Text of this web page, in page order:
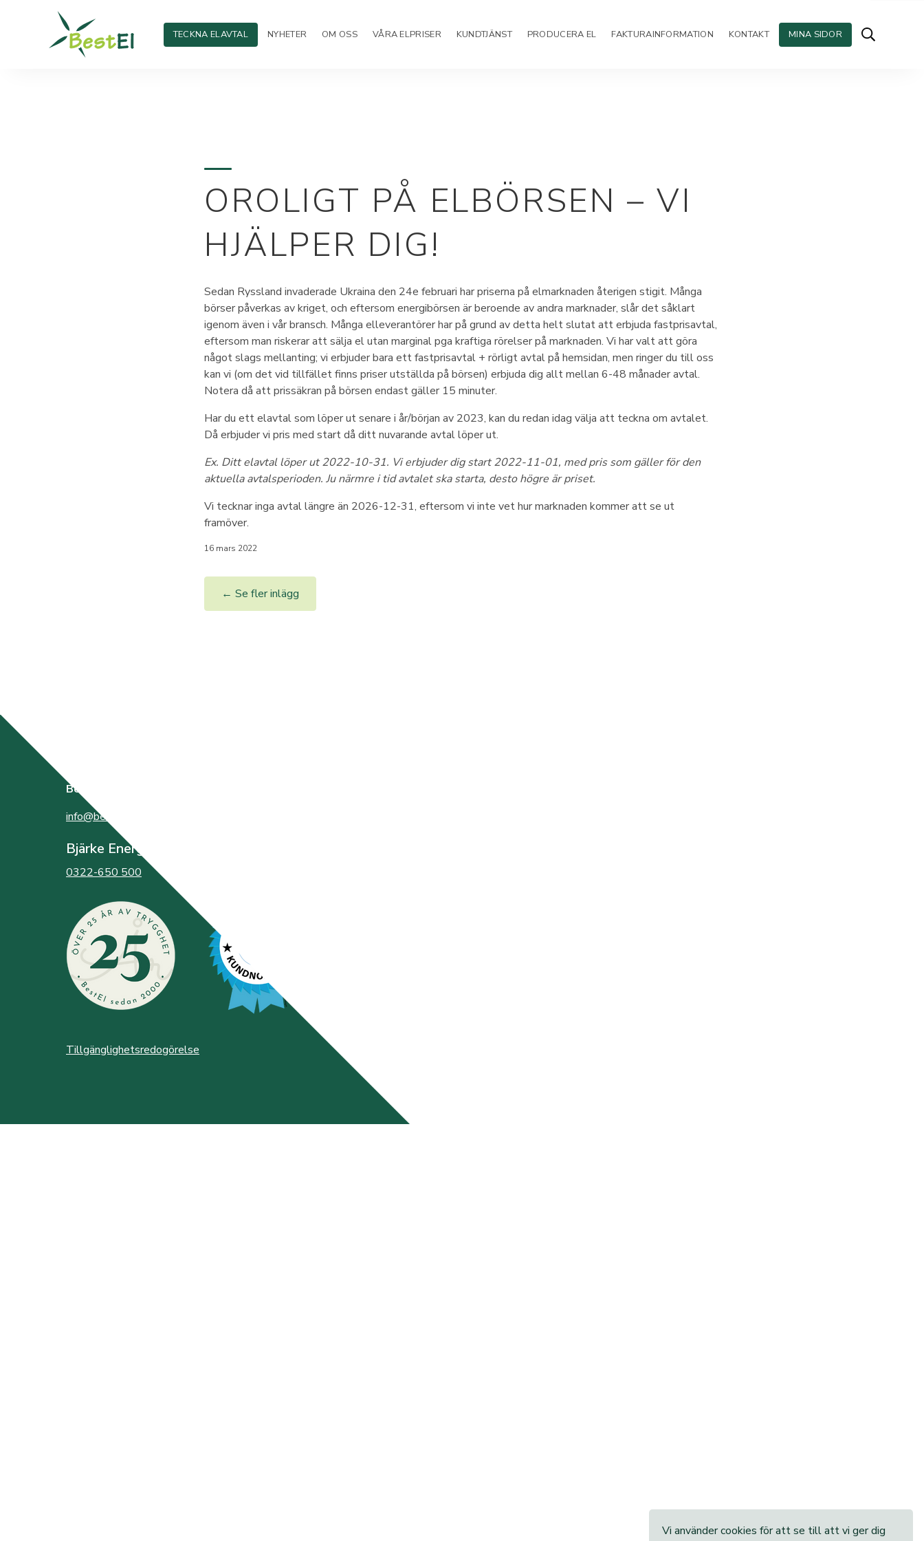
TECKNA ELAVTAL NYHETER OM OSS VÅRA ELPRISER KUNDTJÄNST PRODUCERA EL FAKTURAINFORMATION KONTAKT MINA SIDOR
OROLIGT PÅ ELBÖRSEN – VI
HJÄLPER DIG!
Sedan Ryssland invaderade Ukraina den 24e februari har priserna på elmarknaden återigen stigit. Många
börser påverkas av kriget, och eftersom energibörsen är beroende av andra marknader, slår det såklart
igenom även i vår bransch. Många elleverantörer har på grund av detta helt slutat att erbjuda fastprisavtal,
eftersom man riskerar att sälja el utan marginal pga kraftiga rörelser på marknaden. Vi har valt att göra
något slags mellanting; vi erbjuder bara ett fastprisavtal + rörligt avtal på hemsidan, men ringer du till oss
kan vi (om det vid tillfället finns priser utställda på börsen) erbjuda dig allt mellan 6-48 månader avtal.
Notera då att prissäkran på börsen endast gäller 15 minuter.
Har du ett elavtal som löper ut senare i år/början av 2023, kan du redan idag välja att teckna om avtalet.
Då erbjuder vi pris med start då ditt nuvarande avtal löper ut.
Ex. Ditt elavtal löper ut 2022-10-31. Vi erbjuder dig start 2022-11-01, med pris som gäller för den
aktuella avtalsperioden. Ju närmre i tid avtalet ska starta, desto högre är priset.
Vi tecknar inga avtal längre än 2026-12-31, eftersom vi inte vet hur marknaden kommer att se ut
framöver.
16 mars 2022
← Se fler inlägg
BestEl
info@bestel.se
Bjärke Energi
0322-650 500
Tillgänglighetsredogörelse
Vi använder cookies för att se till att vi ger dig